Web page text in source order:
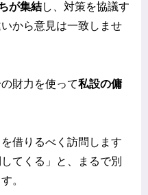
が集結し、対策を協議す
から意見は一致しませ
財力を使って私設の傭
借りるべく訪問します
てくる」と、まるで別
。